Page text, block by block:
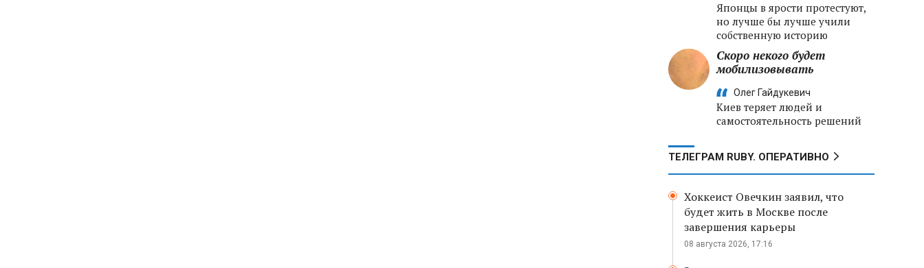
Японцы в ярости протестуют,
но лучше бы лучше учили
собственную историю
Скоро некого будет
мобилизовывать
Олег Гайдукевич
Киев теряет людей и
самостоятельность решений
ТЕЛЕГРАМ RUBY. ОПЕРАТИВНО
Хоккеист Овечкин заявил, что
будет жить в Москве после
завершения карьеры
08 августа 2026, 17:16